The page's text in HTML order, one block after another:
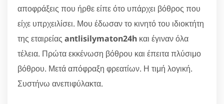
αποφράξεις που ήρθε είπε ότο υπάρχει βόθρος που
είχε υπρχειλίσει. Μου έδωσαν το κινητό του ιδιοκτήτη
της εταιρείας antlisilymaton24h και έγιναν όλα
τέλεια. Πρώτα εκκένωση βόθρου και έπειτα πλύσιμο
βόθρου. Μετά απόφραξη φρεατίων. Η τιμή λογική.
Συστήνω ανεπιφύλακτα.